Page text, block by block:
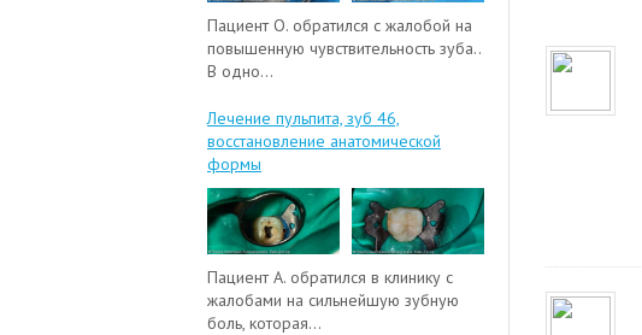
Пациент О. обратился с жалобой на
повышенную чувствительность зуба..
В одно...
Лечение пульпита, зуб 46,
восстановление анатомической
формы
Пациент А. обратился в клинику с
жалобами на сильнейшую зубную
боль, которая...